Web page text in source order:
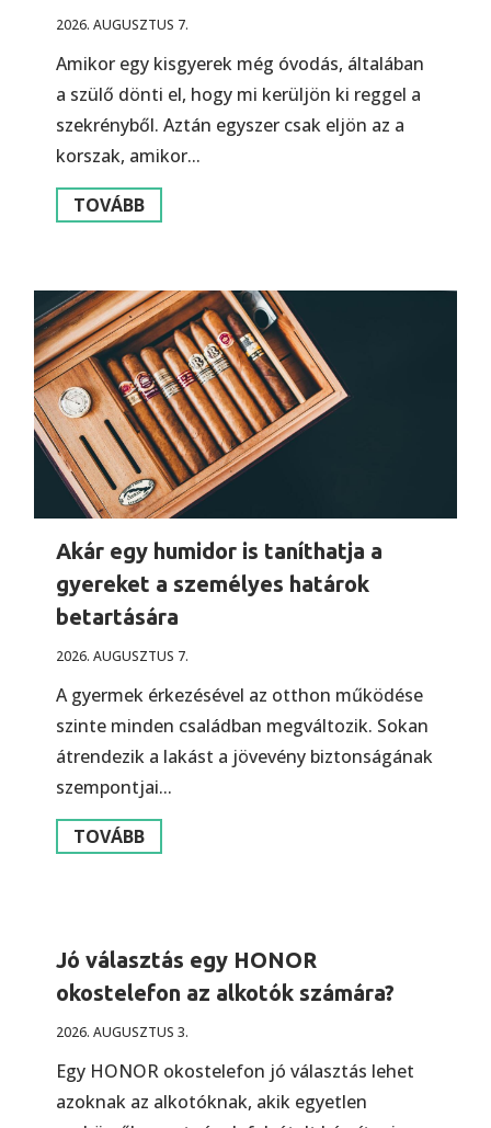
2026. AUGUSZTUS 7.
Amikor egy kisgyerek még óvodás, általában
a szülő dönti el, hogy mi kerüljön ki reggel a
szekrényből. Aztán egyszer csak eljön az a
korszak, amikor...
TOVÁBB
Akár egy humidor is taníthatja a
gyereket a személyes határok
betartására
2026. AUGUSZTUS 7.
A gyermek érkezésével az otthon működése
szinte minden családban megváltozik. Sokan
átrendezik a lakást a jövevény biztonságának
szempontjai...
TOVÁBB
Jó választás egy HONOR
okostelefon az alkotók számára?
2026. AUGUSZTUS 3.
Egy HONOR okostelefon jó választás lehet
azoknak az alkotóknak, akik egyetlen